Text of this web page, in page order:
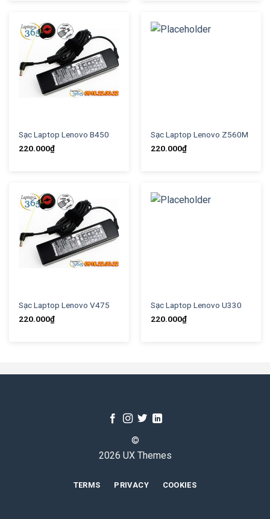
Sạc Laptop Lenovo B450
220.000₫
Sạc Laptop Lenovo Z560M
220.000₫
Sạc Laptop Lenovo V475
220.000₫
Sạc Laptop Lenovo U330
220.000₫
©
2026 UX Themes
TERMS PRIVACY COOKIES